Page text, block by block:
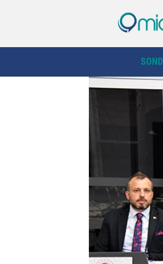
Erzurum Valiliği duyurdu:
Merkezi'ne 89 hektarlık yeni